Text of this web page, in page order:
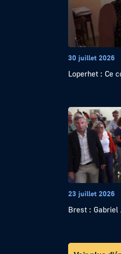
30 juillet 2026
Loperhet : Ce
23 juillet 2026
Brest :